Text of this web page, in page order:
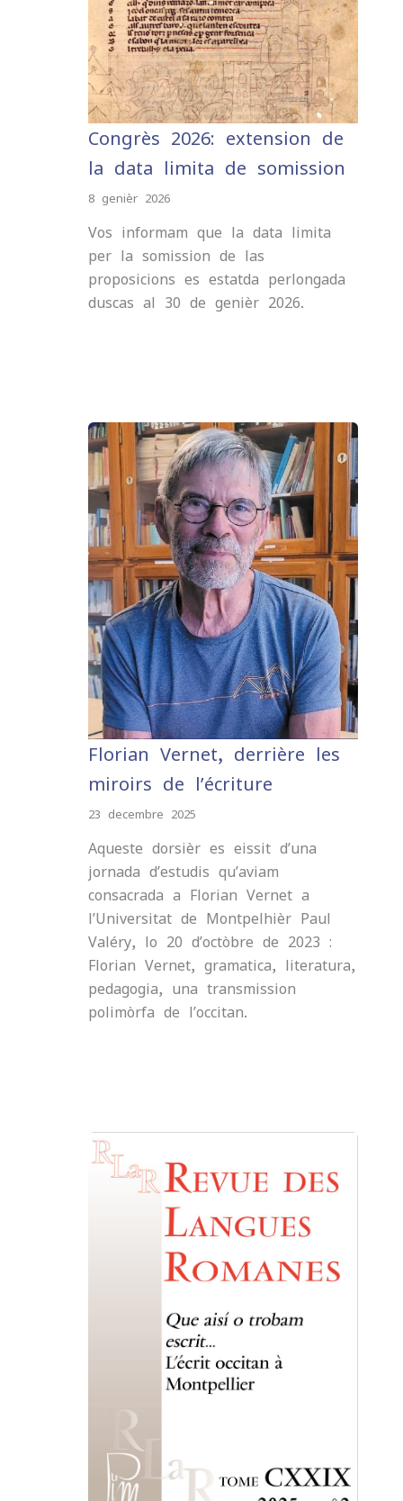
Congrès 2026: extension de
la data limita de somission
8 genièr 2026
Vos informam que la data limita
per la somission de las
proposicions es estatda perlongada
duscas al 30 de genièr 2026.
Florian Vernet, derrière les
miroirs de l’écriture
23 decembre 2025
Aqueste dorsièr es eissit d’una
jornada d’estudis qu’aviam
consacrada a Florian Vernet a
l’Universitat de Montpelhièr Paul-
Valéry, lo 20 d’octòbre de 2023 :
Florian Vernet, gramatica, literatura,
pedagogia, una transmission
polimòrfa de l’occitan.